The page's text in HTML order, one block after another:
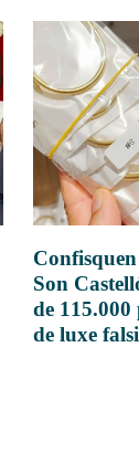
Son
de 115.000
de luxe